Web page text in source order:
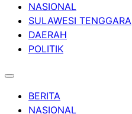
NASIONAL
SULAWESI TENGGARA
DAERAH
POLITIK
BERITA
NASIONAL